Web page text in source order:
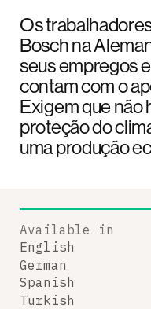
Os
Bosch na
seus empregos
contam com o
Exigem que não
proteção do
uma produção
Available in
English
German
Spanish
Turkish